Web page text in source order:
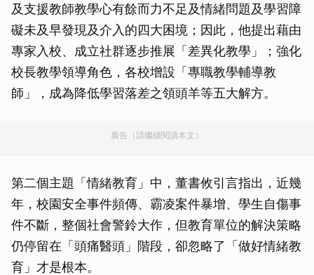
及支援教師教學心有餘而力不足及情緒問題及學習障
礙未及早發現及介入的四大困境；因此，他提出藉由
專家入校、成立社群逐步推展「差異化教學」；強化
校長教學領導角色，各校增設「專職教學輔導教
師」，成為降低學習落差之領頭羊等五大解方。
廣告（請繼續閱讀本文）
第二個主題「情緒教育」中，董書攸引言指出，近幾
年，校園安全事件頻傳、霸凌案件暴增、學生自傷事
件不斷，整個社會警鈴大作，但教育單位的解決策略
仍停留在「頭痛醫頭」階段，卻忽略了「做好情緒教
育」才是根本。